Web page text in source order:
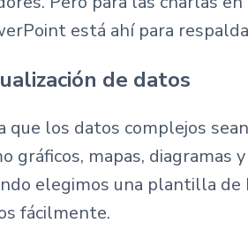
está ahí para
de datos
que los datos complejos
gráficos, mapas,
elegimos una plantilla de
fácilmente.